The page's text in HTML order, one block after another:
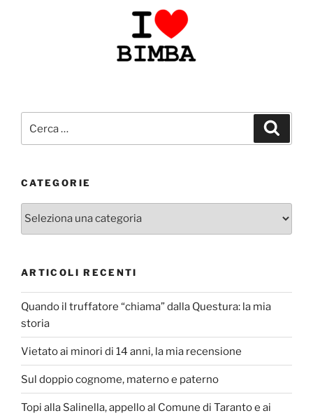
CATEGORIE
Categorie
ARTICOLI RECENTI
Quando il truffatore “chiama” dalla Questura: la mia
storia
Vietato ai minori di 14 anni, la mia recensione
Sul doppio cognome, materno e paterno
Topi alla Salinella, appello al Comune di Taranto e ai